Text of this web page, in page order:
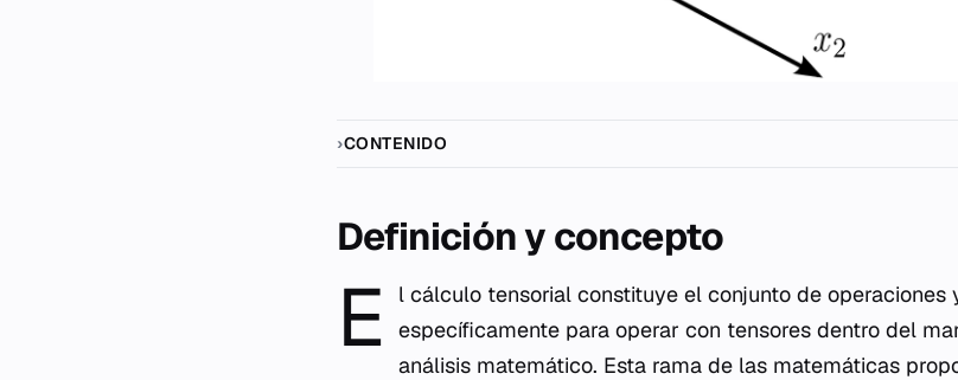
CONTENIDO
Definición y concepto
E l cálculo tensorial constituye el conjunto de operaciones
específicamente para operar con tensores dentro del
análisis matemático. Esta rama de las matemáticas